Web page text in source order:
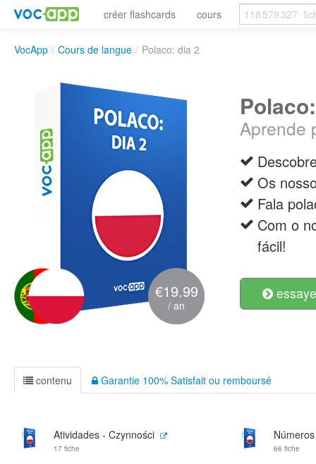
créer flashcards cours
VocApp / Cours de langue / Polaco: dia 2
€19.99
/ an
Aprende
Os
Fala
Com o
fácil!
contenu Garantie 100% Satisfait ou remboursé
Atividades - Czynności
17 fiche 66 fiche